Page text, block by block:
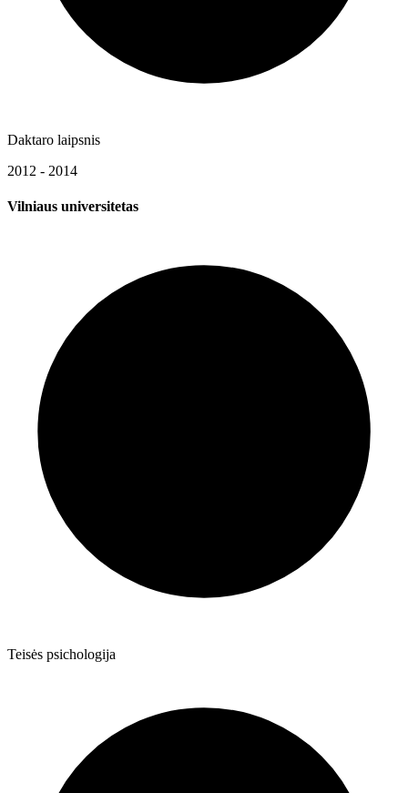
Daktaro laipsnis
2012 - 2014
Vilniaus universitetas
Teisės psichologija